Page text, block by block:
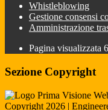
Whistleblowing
Gestione consensi
Amministrazione
Pagina visualizzata
Sezione Copyright
Copyright 2026 |